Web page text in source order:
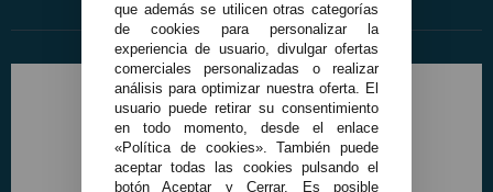
que además se utilicen otras categorías
de cookies para personalizar la
experiencia de usuario, divulgar ofertas
comerciales personalizadas o realizar
análisis para optimizar nuestra oferta. El
usuario puede retirar su consentimiento
en todo momento, desde el enlace
«Política de cookies». También puede
aceptar todas las cookies pulsando el
botón Aceptar y Cerrar. Es posible